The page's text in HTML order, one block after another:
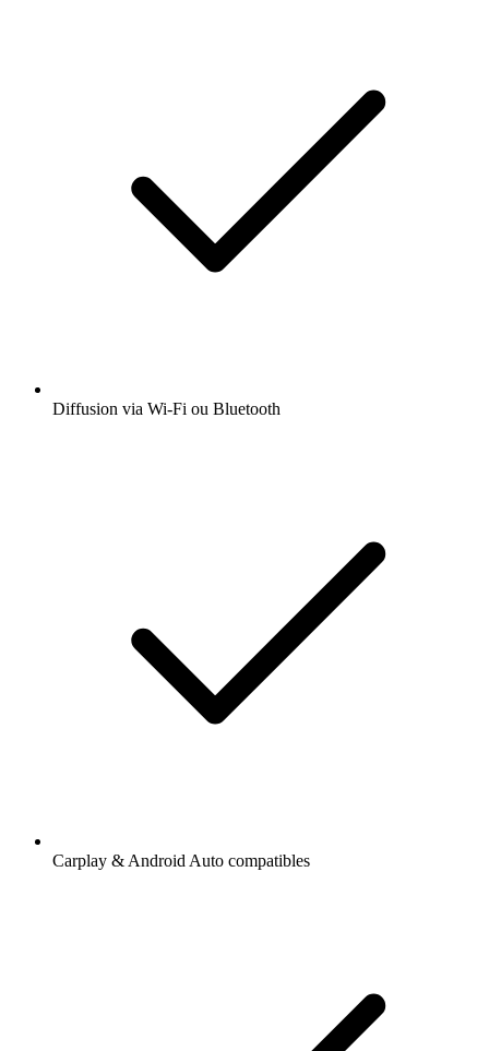
Diffusion via Wi-Fi ou Bluetooth
Carplay & Android Auto compatibles